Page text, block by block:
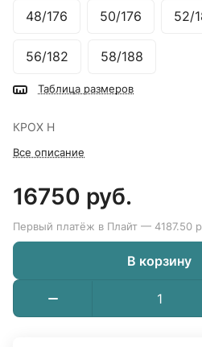
48/176 50/176 52/
56/182 58/188
Таблица размеров
КРОХ Н
Все описание
16750 руб.
Первый платёж в Плайт — 4187.50
В корзину